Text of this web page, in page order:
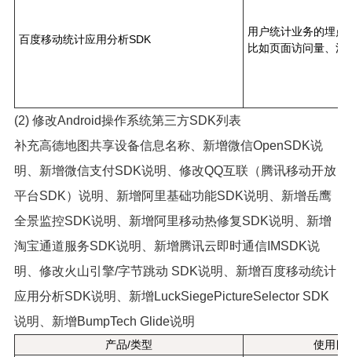
百度移动统计应用分析SDK
用户统计业务的埋点
比如页面访问量、活
(2) 修改Android操作系统第三方SDK列表
补充高德地图共享设备信息名称、新增微信OpenSDK说
明、新增微信支付SDK说明、修改QQ互联（腾讯移动开放
平台SDK）说明、新增阿里基础功能SDK说明、新增岳鹰
全景监控SDK说明、新增阿里移动热修复SDK说明、新增
淘宝通道服务SDK说明、新增腾讯云即时通信IMSDK说
明、修改火山引擎/字节跳动 SDK说明、新增百度移动统计
应用分析SDK说明、新增LuckSiegePictureSelector SDK
说明、新增BumpTech Glide说明
产品/类型 使用目